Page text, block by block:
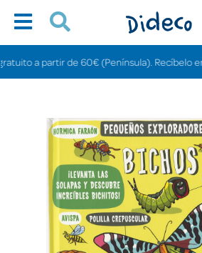
a partir de 60€ (Península). Recíbelo en